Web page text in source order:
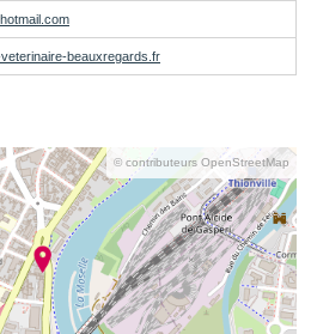
beauxregards.fr
© contributeurs OpenStreetMap